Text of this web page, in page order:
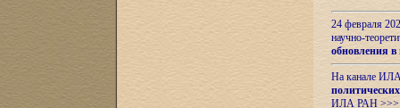
24 февраля
научно-
обновления в
На канале
ИЛА РАН >>>